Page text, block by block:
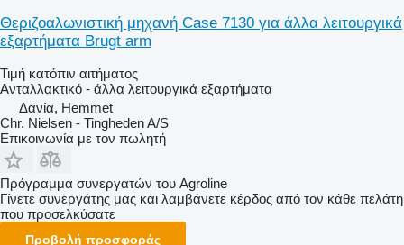
Θεριζοαλωνιστική μηχανή Case 7130 για άλλα λειτουργικά
εξαρτήματα Brugt arm
Τιμή κατόπιν αιτήματος
Ανταλλακτικό - άλλα λειτουργικά εξαρτήματα
Δανία, Hemmet
Chr. Nielsen - Tingheden A/S
Επικοινωνία με τον πωλητή
Πρόγραμμα συνεργατών του Agroline
Γίνετε συνεργάτης μας και λαμβάνετε κέρδος από τον κάθε πελάτη
που προσελκύσατε
Προβολή προσφοράς